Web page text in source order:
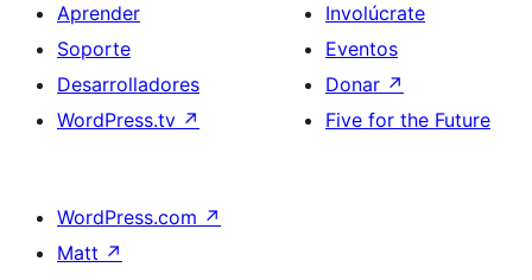
Aprender
Soporte
Desarrolladores
WordPress.tv ↗
Involúcrate
Eventos
Donar ↗
Five for the Future
WordPress.com ↗
Matt ↗